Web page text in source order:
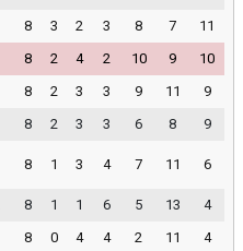
8 3 2 3 8 7
11
8 2 4 2 10 9
10
8 2 3 3 9 11
9
8 2 3 3 6 8 9
8 1 3 4 7 11 6
8 1 1 6 5 13
4
8 0 4 4 2 11 4